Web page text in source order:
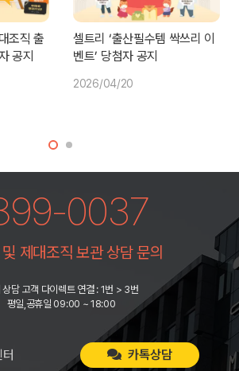
조직 출
공지
셀트리 ‘출산필수템 싹쓰리 이
벤트’ 당첨자 공지
2026/04/20
0037
제대조직 보관 상담 문의
상담 고객 다이렉트 연결 : 1번 > 3번
평일,공휴일 09:00 ~ 18:00
카톡상담